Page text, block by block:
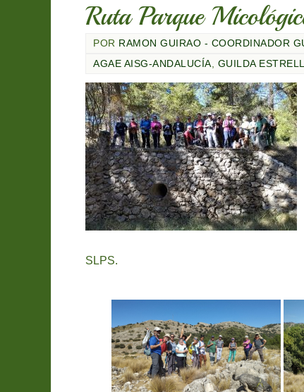
Ruta Parque
POR RAMON GUIRAO - COORDINADOR
AGAE AISG-ANDALUCÍA, GUILDA
SLPS.